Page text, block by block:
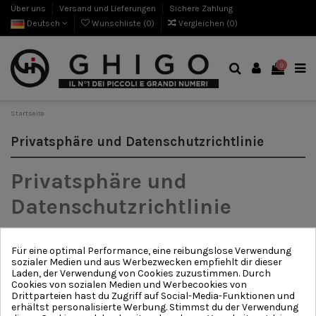
Über uns Versand und Lieferungen
Sichere Zahlung
Deutsch
Wunschliste (0) Vergleichen (0)
0
Startseite
Privatsphäre und Datenschutzrichtlinie
Privatsphäre und
Datenschutzrichtlinie
Wenn Sie sich bei Ghigocalzature registrieren, sind alle Ihre persönlichen
Die persönlichen Daten die wir verlangen, sind mit demgrößtenRespekt
behandeltund genutzt. Wir benutzenIhre persönlichenDaten für Ihre
Bestellungen, Lieferungen und,mit IhrerGenehmigung,um Ihnen
Informationen und Werbung envonunseremGeschäftzu senden.
Für eine optimal Performance, eine reibungslose Verwendung
sozialer Medien und aus Werbezwecken empfiehlt dir dieser
Laden, der Verwendung von Cookies zuzustimmen. Durch
Cookies von sozialen Medien und Werbecookies von
Drittparteien hast du Zugriff auf Social-Media-Funktionen und
erhältst personalisierte Werbung. Stimmst du der Verwendung